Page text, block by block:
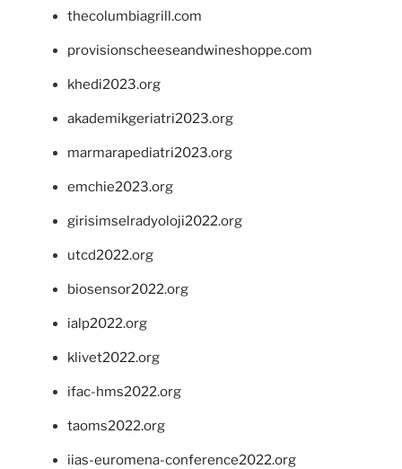
thecolumbiagrill.com
provisionscheeseandwineshoppe.com
khedi2023.org
akademikgeriatri2023.org
marmarapediatri2023.org
emchie2023.org
girisimselradyoloji2022.org
utcd2022.org
biosensor2022.org
ialp2022.org
klivet2022.org
ifac-hms2022.org
taoms2022.org
iias-euromena-conference2022.org